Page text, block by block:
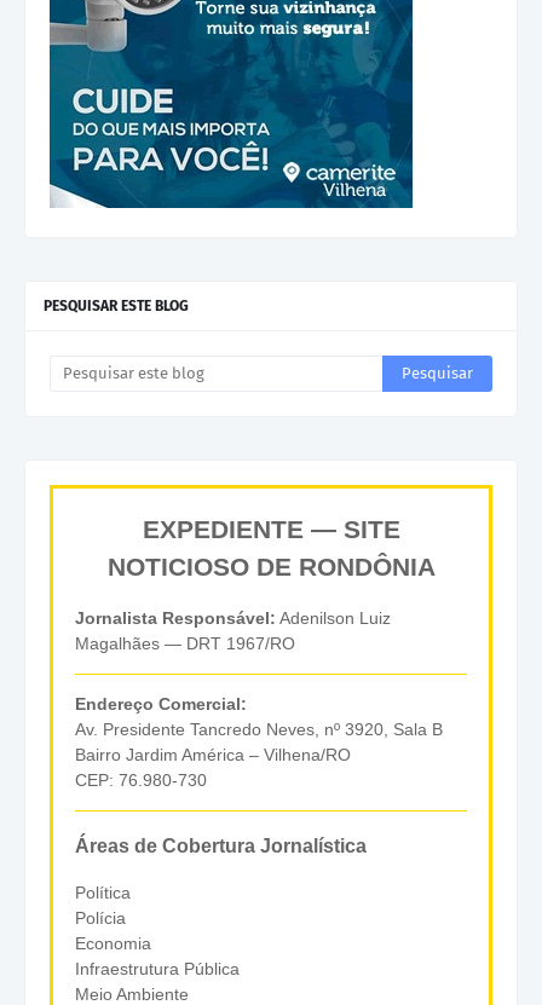
PESQUISAR ESTE BLOG
EXPEDIENTE — SITE
NOTICIOSO DE RONDÔNIA
Jornalista Responsável: Adenilson Luiz
Magalhães — DRT 1967/RO
Endereço Comercial:
Av. Presidente Tancredo Neves, nº 3920, Sala B
Bairro Jardim América – Vilhena/RO
CEP: 76.980-730
Áreas de Cobertura Jornalística
Política
Polícia
Economia
Infraestrutura Pública
Meio Ambiente